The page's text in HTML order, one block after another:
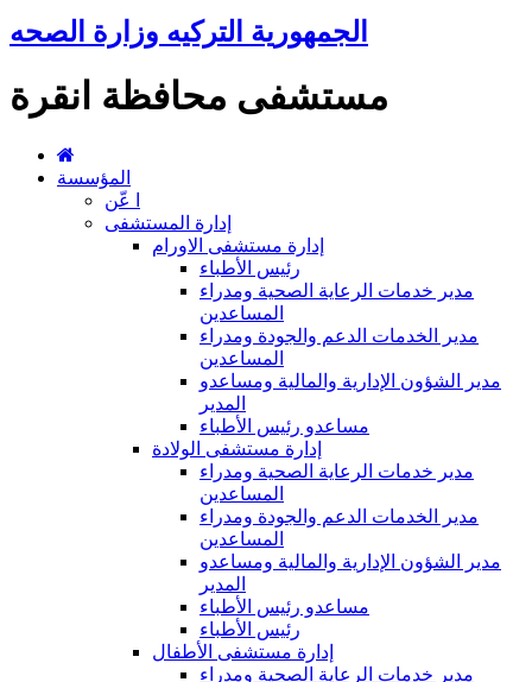
الجمهورية التركيه وزارة الصحه
مستشفى محافظة انقرة
المؤسسة
ا عّن
إدارة المستشفى
إدارة مستشفى الاورام
رئيس الأطباء
مدير خدمات الرعاية الصحية ومدراء
المساعدين
مدير الخدمات الدعم والجودة ومدراء
المساعدين
مدير الشؤون الإدارية والمالية ومساعدو
المدير
مساعدو رئيس الأطباء
إدارة مستشفى الولادة
مدير خدمات الرعاية الصحية ومدراء
المساعدين
مدير الخدمات الدعم والجودة ومدراء
المساعدين
مدير الشؤون الإدارية والمالية ومساعدو
المدير
مساعدو رئيس الأطباء
رئيس الأطباء
إدارة مستشفى الأطفال
مدير خدمات الرعاية الصحية ومدراء